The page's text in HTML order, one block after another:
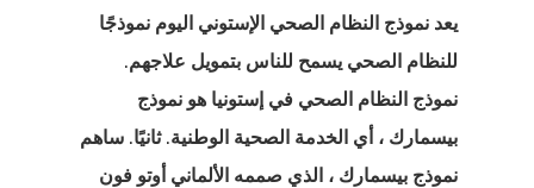
يعد نموذج النظام الصحي الإستوني اليوم نموذجًا
للنظام الصحي يسمح للناس بتمويل علاجهم.
نموذج النظام الصحي في إستونيا هو نموذج
بيسمارك ، أي الخدمة الصحية الوطنية. ثانيًا. ساهم
نموذج بيسمارك ، الذي صممه الألماني أوتو فون